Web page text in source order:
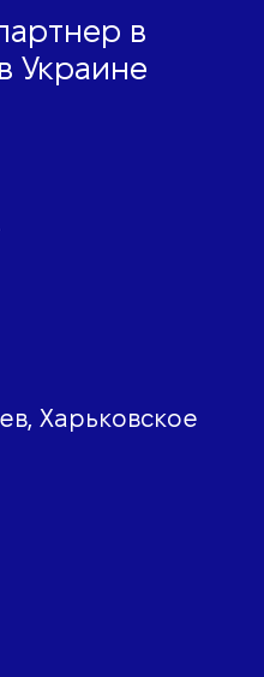
в
Украине
Харьковское